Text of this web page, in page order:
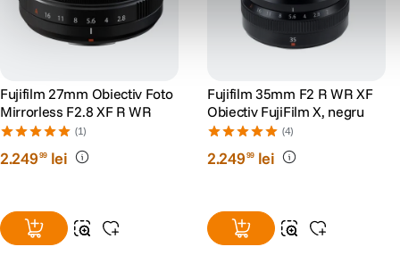
Fujifilm 27mm Obiectiv Foto
Mirrorless F2.8 XF R WR
(1)
2.24999 lei
Fujifilm 35mm F2 R WR XF
Obiectiv FujiFilm X, negru
(4)
2.24999 lei